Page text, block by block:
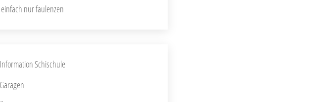
einfach nur faulenzen
Information Schischule
Garagen